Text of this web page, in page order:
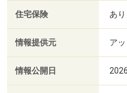
住宅保険 あり
情報提供元 ア
情報公開日